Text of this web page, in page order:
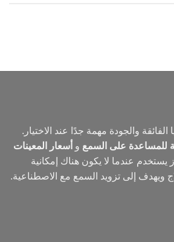
الفائقة والجودة مهمة جدًا عند الاختيار.
للمساعدة على السمع و أسعار المعينات
يستخدم عندما لا يكون هناك إمكانية
ويهدف إلى تزويد السمع مع الاصطناعية.